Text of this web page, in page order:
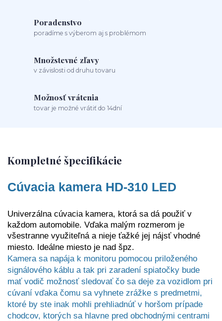
Poradenstvo
poradíme s výberom aj s problémom
Množstevné zľavy
v závislosti od druhu tovaru
Možnosť vrátenia
tovar je možné vrátiť do 14dní
Kompletné špecifikácie
Cúvacia kamera HD-310 LED
Univerzálna cúvacia kamera, ktorá sa dá použiť v
každom automobile. Vďaka malým rozmerom je
všestranne využiteľná a nieje ťažké jej nájsť vhodné
miesto. Ideálne miesto je nad špz.
Kamera sa napája k monitoru pomocou priloženého
signálového káblu a tak pri zaradení spiatočky bude
mať vodič možnosť sledovať čo sa deje za vozidlom pri
cúvaní vďaka čomu sa vyhnete zrážke s predmetmi,
ktoré by ste inak mohli prehliadnúť v horšom prípade
chodcov, ktorých sa hlavne pred obchodnými centrami